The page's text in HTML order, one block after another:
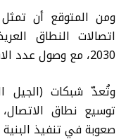
اتصالات النطاق
2030، مع وصول عدد الاشتراكات إلى 350 مليون اشتراك.
توسيع نطاق
صعوبة في تنفيذ البنية